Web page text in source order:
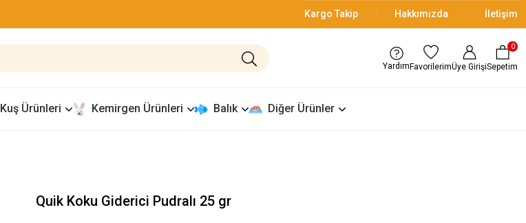
Kargo Takip Hakkımızda İletişim
Yardım FavorilerimÜye GirişiSepetim
0
Kuş Ürünleri Kemirgen Ürünleri Balık Diğer Ürünler
Quik Koku Giderici Pudralı 25 gr